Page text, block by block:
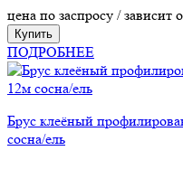
цена по заспросу / зависит
Купить
ПОДРОБНЕЕ
Брус клеёный
сосна/ель